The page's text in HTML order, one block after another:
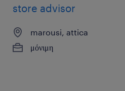
store advisor
marousi, attica
μόνιμη